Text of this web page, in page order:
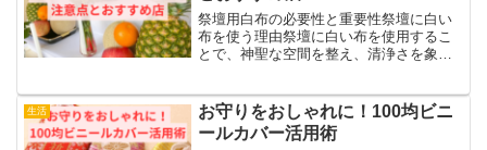
祭壇用白布の必要性と重要性祭壇に白い
布を使う理由祭壇に白い布を使用するこ
とで、神聖な空間を整え、清浄さを象徴
あり、伝統的に使われ続けています。ま
た、祭壇の背景として統一...
生活
お守りをおしゃれに！100均ビニ
ールカバー活用術